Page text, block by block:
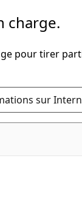
charge.
pour tirer
sur